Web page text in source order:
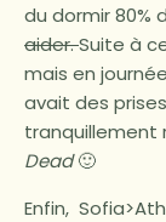
du dormir 80%
aider.Suite à
mais en
avait des
tranquillement
Dead🙂
Enfin,